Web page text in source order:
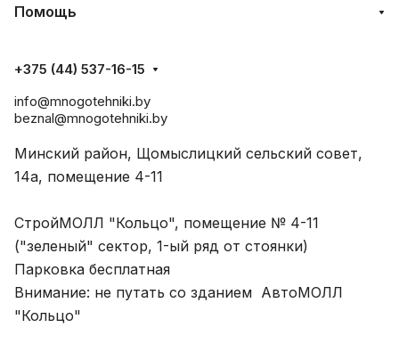
Помощь
+375 (44) 537-16-15
info@mnogotehniki.by
beznal@mnogotehniki.by
Минский район, Щомыслицкий сельский совет,
14а, помещение 4-11
СтройМОЛЛ "Кольцо", помещение № 4-11
("зеленый" сектор, 1-ый ряд от стоянки)
Парковка бесплатная
Внимание: не путать со зданием АвтоМОЛЛ
"Кольцо"